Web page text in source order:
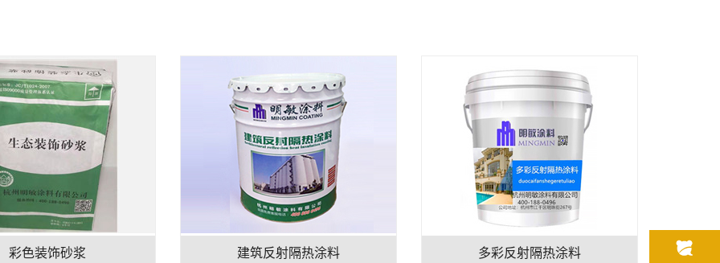
彩色装饰砂浆 建筑反射隔热涂料 多彩反射隔热涂料